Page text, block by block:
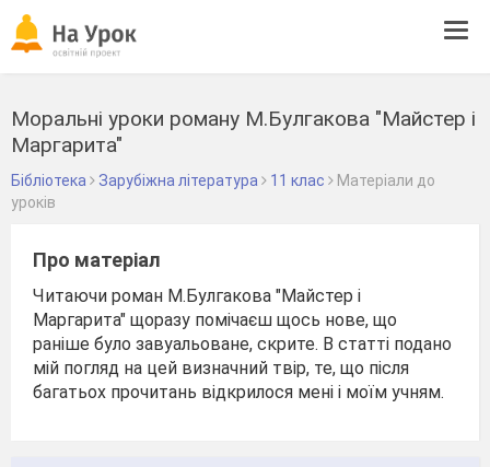
Моральні уроки роману М.Булгакова "Майстер і
Маргарита"
Бібліотека Зарубіжна література 11 клас
Матеріали до
уроків
Про матеріал
Читаючи роман М.Булгакова "Майстер і
Маргарита" щоразу помічаєш щось нове, що
раніше було завуальоване, скрите. В статті подано
мій погляд на цей визначний твір, те, що після
багатьох прочитань відкрилося мені і моїм учням.